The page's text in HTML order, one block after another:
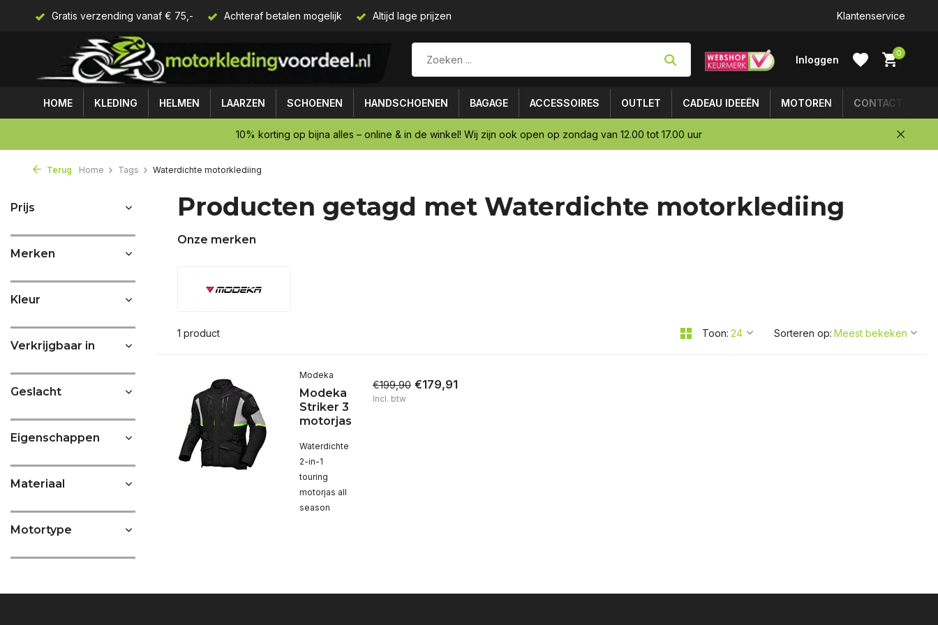
Gratis verzending vanaf € 75,- Achteraf betalen mogelijk Altijd lage prijzen Klantenservice
Inloggen
aanmaken
0
HOME KLEDING HELMEN LAARZEN SCHOENEN HANDSCHOENEN BAGAGE ACCESSOIRES OUTLET CADEAU IDEEËN MOTOREN CONTACT
10% korting op bijna alles – online & in de winkel! Wij zijn ook open op zondag van 12.00 tot 17.00 uur
Terug Home Tags Waterdichte motorklediing
Prijs
Merken
Kleur
Verkrijgbaar in
Geslacht
Eigenschappen
Materiaal
Motortype
Producten getagd met Waterdichte motorklediing
Onze merken
1 product Toon: Sorteren op:
Modeka
Modeka
Striker 3
motorjas
Waterdichte
2-in-1
touring
motorjas all
season
€199,90 €179,91
Incl. btw